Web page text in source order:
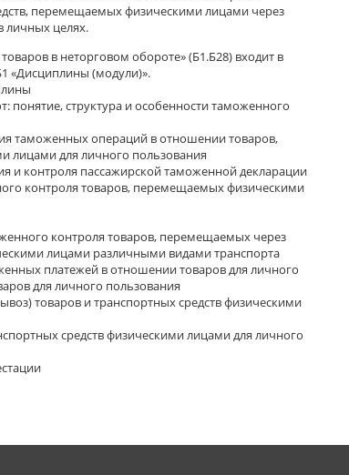
перемещаемых физическими лицами через
личных целях.
в неторговом обороте» (Б1.Б28) входит в
«Дисциплины (модули)».
понятие, структура и особенности таможенного
таможенных операций в отношении товаров,
лицами для личного пользования
и контроля пассажирской таможенной декларации
контроля товаров, перемещаемых физическими
контроля товаров, перемещаемых через
лицами различными видами транспорта
платежей в отношении товаров для личного
для личного пользования
товаров и транспортных средств физическими
средств физическими лицами для личного